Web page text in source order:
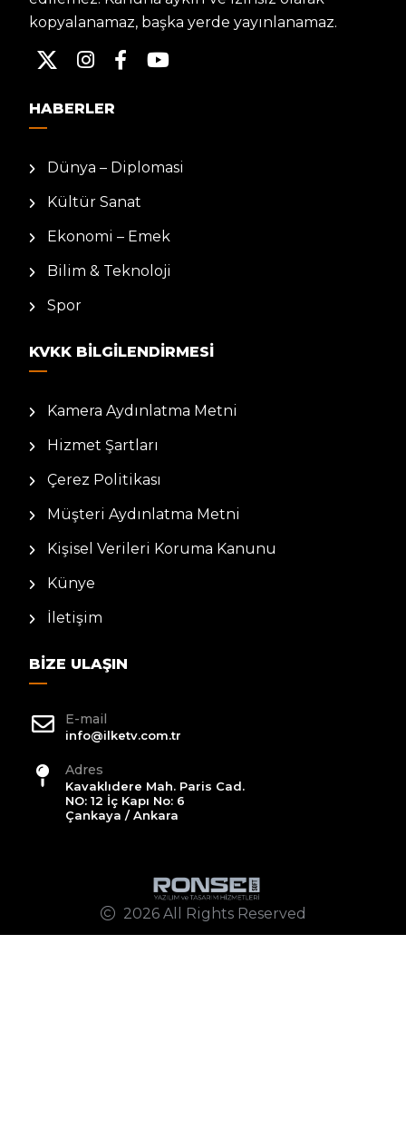
kopyalanamaz, başka yerde yayınlanamaz.
HABERLER
Dünya – Diplomasi
Kültür Sanat
Ekonomi – Emek
Bilim & Teknoloji
Spor
KVKK BILGILENDIRMESI
Kamera Aydınlatma Metni
Hizmet Şartları
Çerez Politikası
Müşteri Aydınlatma Metni
Kişisel Verileri Koruma Kanunu
Künye
İletişim
BIZE ULAŞIN
E-mail
info@ilketv.com.tr
Adres
Kavaklıdere Mah. Paris Cad.
NO: 12 İç Kapı No: 6
Çankaya / Ankara
2026 All Rights Reserved